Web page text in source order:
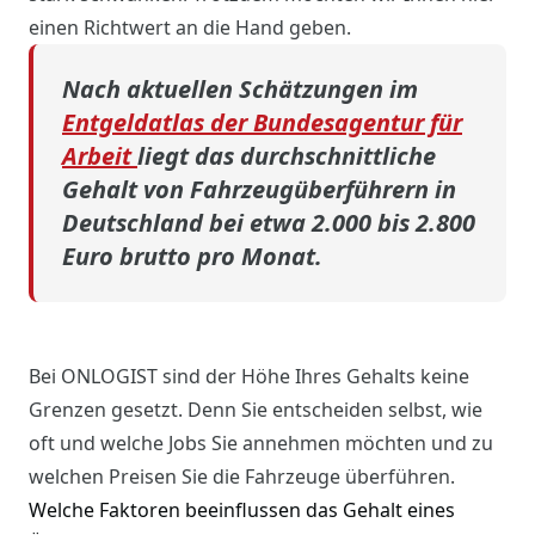
einen Richtwert an die Hand geben.
Nach aktuellen Schätzungen im
Entgeldatlas der Bundesagentur für
Arbeitliegt das durchschnittliche
Gehalt von Fahrzeugüberführern in
Deutschland bei etwa 2.000 bis 2.800
Euro brutto pro Monat.
Bei ONLOGIST sind der Höhe Ihres Gehalts keine
Grenzen gesetzt. Denn Sie entscheiden selbst, wie
oft und welche Jobs Sie annehmen möchten und zu
welchen Preisen Sie die Fahrzeuge überführen.
Welche Faktoren beeinflussen das Gehalt eines